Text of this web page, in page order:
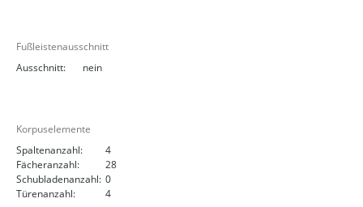
Fußleistenausschnitt
Ausschnitt:
nein
Korpuselemente
Spaltenanzahl:
4
Fächeranzahl:
28
Schubladenanzahl: 0
Türenanzahl:
4